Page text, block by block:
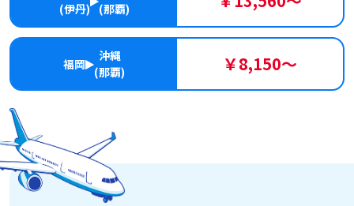
(伊丹)
(那覇)
福岡
沖縄
(那覇)
￥8,150～